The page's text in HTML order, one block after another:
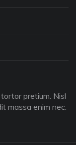
pretium. Nisl
massa enim nec.